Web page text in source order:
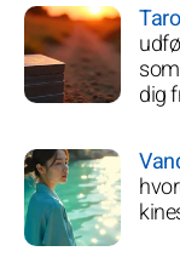
dig